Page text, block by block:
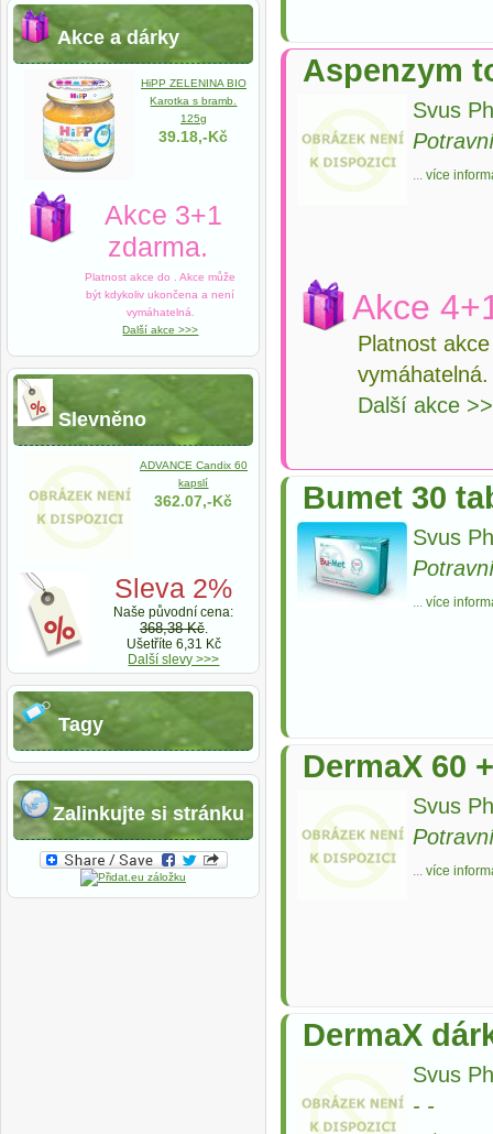
Aspenzym
Svus
... více
Akce
Platnost
vymáhatelná.
Další akce
Bumet 30
Svus
... více
DermaX 60
Svus
... více
DermaX
Svus
- -
Akce a dárky
HiPP ZELENINA BIO
Karotka s bramb.
125g
39.18,-Kč
Akce 3+1
zdarma.
Platnost akce do
. Akce může
být kdykoliv ukončena a není
vymáhatelná.
Další akce >>>
Slevněno
ADVANCE Candix 60
kapslí
362.07,-Kč
Sleva 2%
Naše původní cena:
368,38 Kč.
Ušetříte 6,31 Kč
Další slevy >>>
Tagy
Zalinkujte si stránku